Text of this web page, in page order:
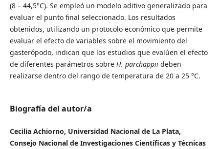
(8 – 44,5°C). Se empleó un modelo aditivo generalizado para
evaluar el punto final seleccionado. Los resultados
obtenidos, utilizando un protocolo económico que permite
evaluar el efecto de variables sobre el movimiento del
gasterópodo, indican que los estudios que evalúen el efecto
de diferentes parámetros sobre H. parchappiideben
realizarse dentro del rango de temperatura de 20 a 25 °C.
Biografía del autor/a
Cecilia Achiorno, Universidad Nacional de La Plata,
Consejo Nacional de Investigaciones Científicas y Técnicas